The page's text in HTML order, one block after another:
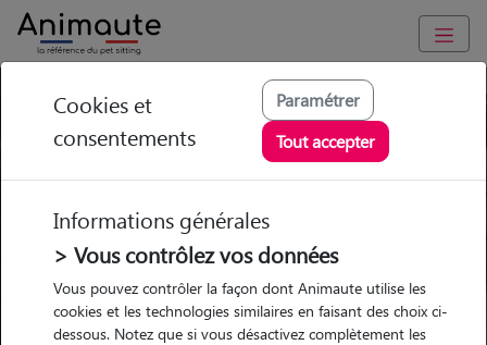
Trouvez votre gardien idéal !
Garde
chez le Pet Sitter
Garde
chez le Pet Sitter Visites
Visites
Cookies et
consentements
Paramétrer
Tout accepter
Informations générales
> Vous contrôlez vos données
Vous pouvez contrôler la façon dont Animaute utilise les
cookies et les technologies similaires en faisant des choix ci-
dessous. Notez que si vous désactivez complètement les